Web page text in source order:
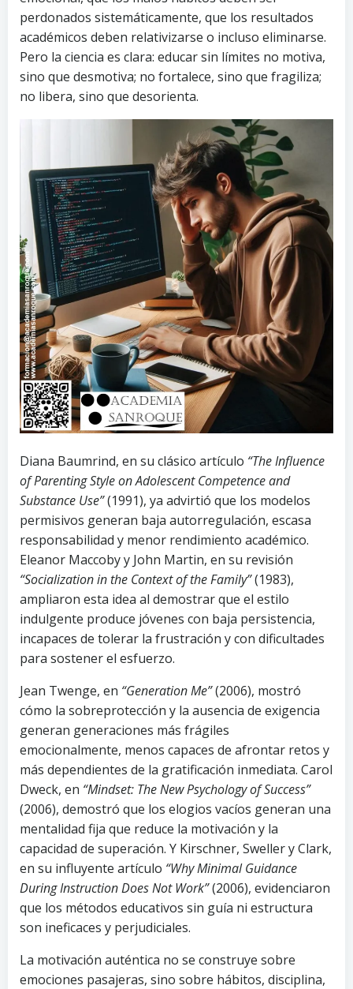
perdonados sistemáticamente, que los resultados
académicos deben relativizarse o incluso eliminarse.
Pero la ciencia es clara: educar sin límites no motiva,
sino que desmotiva; no fortalece, sino que fragiliza;
no libera, sino que desorienta.
Diana Baumrind, en su clásico artículo “The Influence
of Parenting Style on Adolescent Competence and
Substance Use”(1991), ya advirtió que los modelos
permisivos generan baja autorregulación, escasa
responsabilidad y menor rendimiento académico.
Eleanor Maccoby y John Martin, en su revisión
“Socialization in the Context of the Family”(1983),
ampliaron esta idea al demostrar que el estilo
indulgente produce jóvenes con baja persistencia,
incapaces de tolerar la frustración y con dificultades
para sostener el esfuerzo.
Jean Twenge, en “Generation Me”(2006), mostró
cómo la sobreprotección y la ausencia de exigencia
generan generaciones más frágiles
emocionalmente, menos capaces de afrontar retos y
más dependientes de la gratificación inmediata. Carol
Dweck, en “Mindset: The New Psychology of Success”
(2006), demostró que los elogios vacíos generan una
mentalidad fija que reduce la motivación y la
capacidad de superación. Y Kirschner, Sweller y Clark,
en su influyente artículo “Why Minimal Guidance
During Instruction Does Not Work”(2006), evidenciaron
que los métodos educativos sin guía ni estructura
son ineficaces y perjudiciales.
La motivación auténtica no se construye sobre
emociones pasajeras, sino sobre hábitos, disciplina,